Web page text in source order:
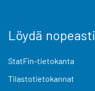
Löydä nopeasti
StatFin-tietokanta
Tilastotietokannat